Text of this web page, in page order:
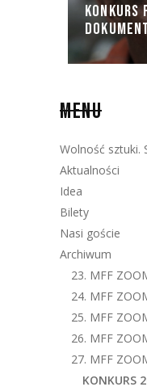
KONKURS
MENU
Wolność sztuki.
Aktualności
Idea
Bilety
Nasi goście
Archiwum
23. MFF
24. MFF
25. MFF
26. MFF
27. MFF
KONKURS